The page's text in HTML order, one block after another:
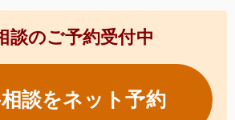
談のご予約受付中
談をネット予約